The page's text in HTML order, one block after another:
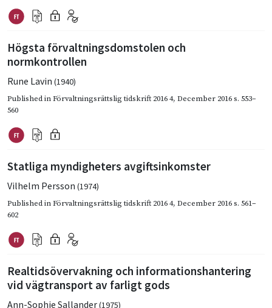
Högsta förvaltningsdomstolen och
normkontrollen
Rune Lavin (1940)
Published inFörvaltningsrättslig tidskrift 2016 4, December 2016s. 553–
560
Statliga myndigheters avgiftsinkomster
Vilhelm Persson (1974)
Published inFörvaltningsrättslig tidskrift 2016 4, December 2016s. 561–
602
Realtidsövervakning och informationshantering
vid vägtransport av farligt gods
Ann-Sophie Sallander(1975)